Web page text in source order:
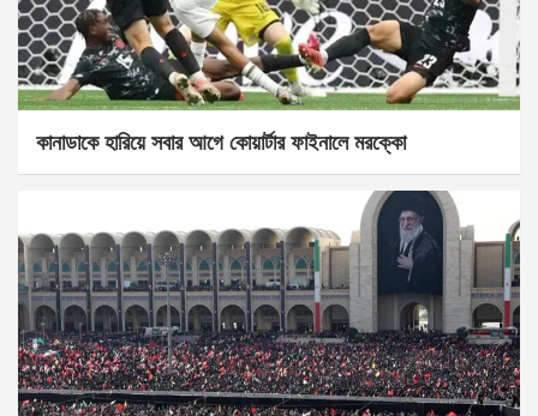
কানাডাকে হারিয়ে সবার আগে কোয়ার্টার ফাইনালে মরক্কো